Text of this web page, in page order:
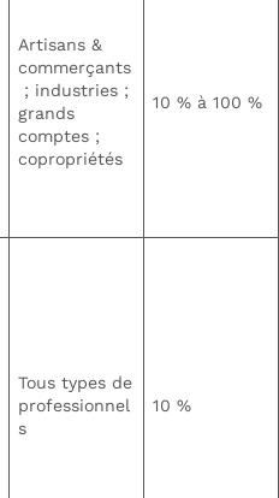
Artisans &
commerçants
; industries ;
grands
comptes ;
copropriétés
10 % à 100 %
Tous types de
professionnel
s
10 %